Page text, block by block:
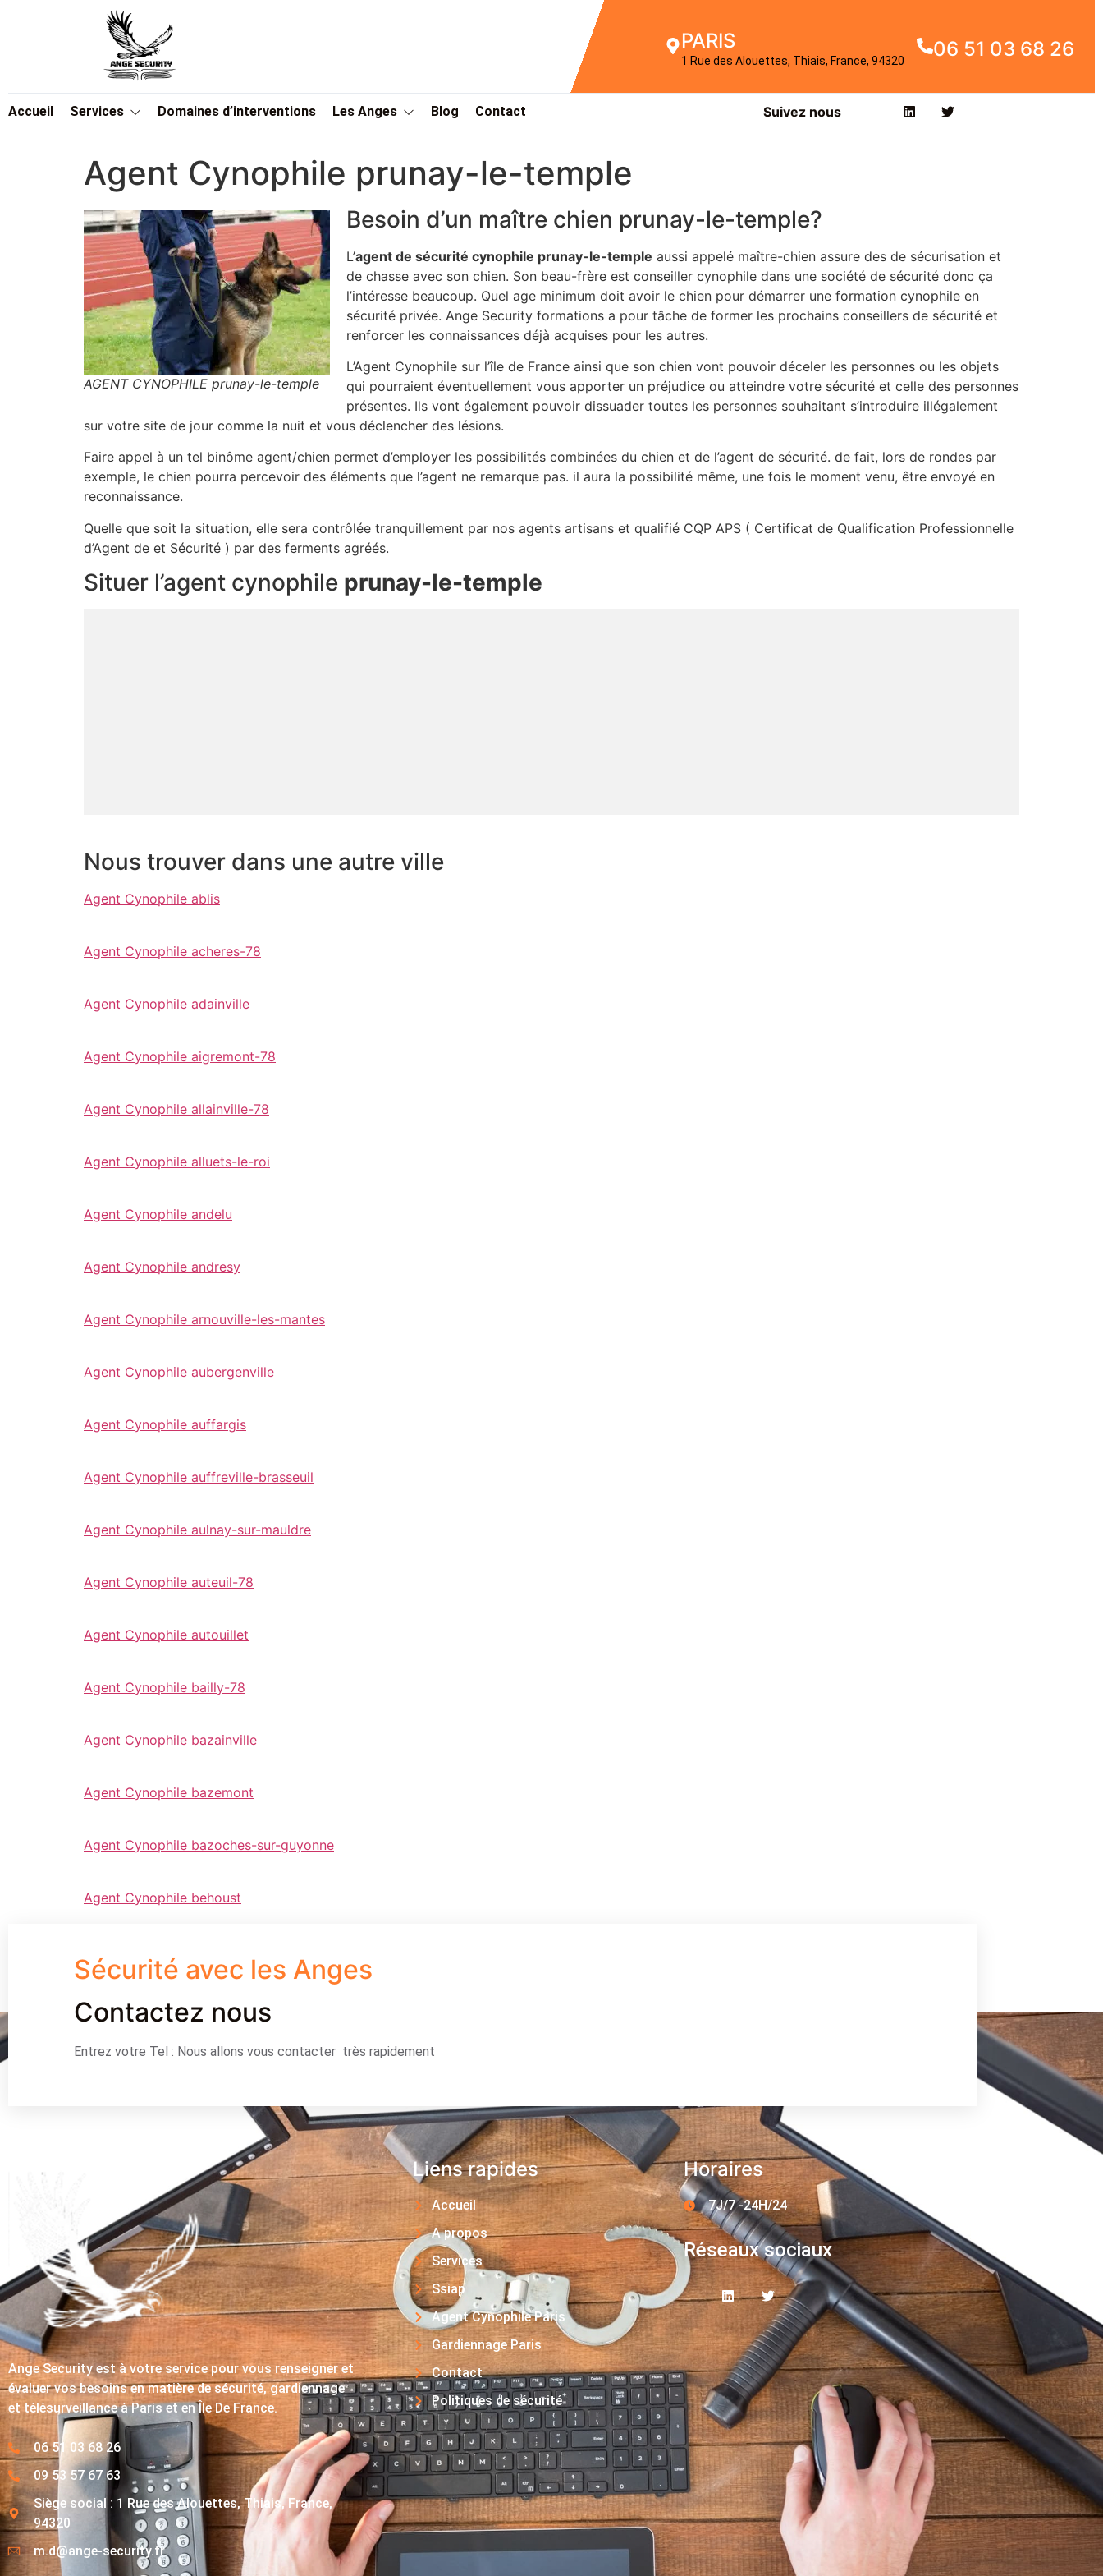
PARIS
1 Rue des Alouettes, Thiais, France, 94320 06 51 03 68 26
Accueil Services Domaines d’interventions Les Anges Blog Contact Suivez nous
Agent Cynophile prunay-le-temple
AGENT CYNOPHILE prunay-le-temple
Besoin d’un maître chien prunay-le-temple?
L’agent de sécurité cynophile prunay-le-temple aussi appelé maître-chien assure des de sécurisation et
de chasse avec son chien. Son beau-frère est conseiller cynophile dans une société de sécurité donc ça
l’intéresse beaucoup. Quel age minimum doit avoir le chien pour démarrer une formation cynophile en
sécurité privée. Ange Security formations a pour tâche de former les prochains conseillers de sécurité et
renforcer les connaissances déjà acquises pour les autres.
L’Agent Cynophile sur l’île de France ainsi que son chien vont pouvoir déceler les personnes ou les objets
qui pourraient éventuellement vous apporter un préjudice ou atteindre votre sécurité et celle des personnes
présentes. Ils vont également pouvoir dissuader toutes les personnes souhaitant s’introduire illégalement
sur votre site de jour comme la nuit et vous déclencher des lésions.
Faire appel à un tel binôme agent/chien permet d’employer les possibilités combinées du chien et de l’agent de sécurité. de fait, lors de rondes par
exemple, le chien pourra percevoir des éléments que l’agent ne remarque pas. il aura la possibilité même, une fois le moment venu, être envoyé en
reconnaissance.
Quelle que soit la situation, elle sera contrôlée tranquillement par nos agents artisans et qualifié CQP APS ( Certificat de Qualification Professionnelle
d’Agent de et Sécurité ) par des ferments agréés.
Situer l’agent cynophile prunay-le-temple
Nous trouver dans une autre ville
Agent Cynophile ablis
Agent Cynophile acheres-78
Agent Cynophile adainville
Agent Cynophile aigremont-78
Agent Cynophile allainville-78
Agent Cynophile alluets-le-roi
Agent Cynophile andelu
Agent Cynophile andresy
Agent Cynophile arnouville-les-mantes
Agent Cynophile aubergenville
Agent Cynophile auffargis
Agent Cynophile auffreville-brasseuil
Agent Cynophile aulnay-sur-mauldre
Agent Cynophile auteuil-78
Agent Cynophile autouillet
Agent Cynophile bailly-78
Agent Cynophile bazainville
Agent Cynophile bazemont
Agent Cynophile bazoches-sur-guyonne
Agent Cynophile behoust
Sécurité avec les Anges
Contactez nous
Entrez votre Tel : Nous allons vous contacter très rapidement
Ange Security est à votre service pour vous renseigner et
évaluer vos besoins en matière de sécurité, gardiennage
et télésurveillance à Paris et en Île De France.
06 51 03 68 26
09 53 57 67 63
Siège social : 1 Rue des Alouettes, Thiais, France,
94320
m.d@ange-security.fr
Liens rapides
Accueil
A propos
Services
Ssiap
Agent Cynophile Paris
Gardiennage Paris
Contact
Politiques de sécurité
Horaires
7J/7 -24H/24
Réseaux sociaux